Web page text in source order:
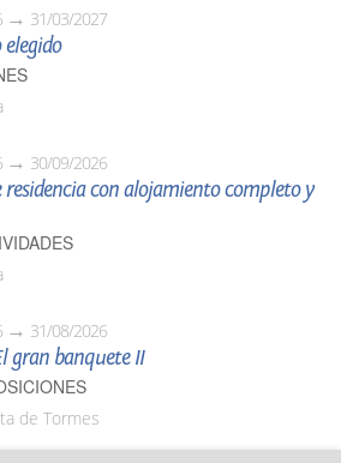
31/03/2027
30/09/2026
residencia con alojamiento completo y
31/08/2026
gran banquete II
de Tormes